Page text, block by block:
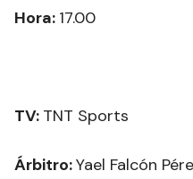
Hora: 17.00
TV: TNT Sports
Árbitro:Yael Falcón